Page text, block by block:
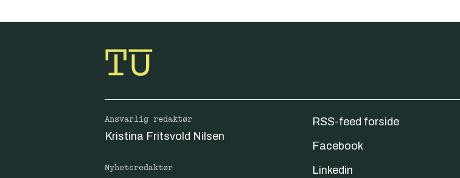
Ansvarlig redaktør
Kristina Fritsvold Nilsen
Nyhetsredaktør
RSS-feed forside
Facebook
Linkedin